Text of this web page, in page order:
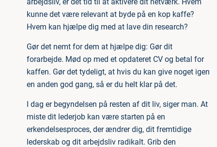
kunne det være relevant at byde på en kop kaffe?
Hvem kan hjælpe dig med at lave din research?
Gør det nemt for dem at hjælpe dig: Gør dit
forarbejde. Mød op med et opdateret CV og betal for
kaffen. Gør det tydeligt, at hvis du kan give noget igen
en anden god gang, så er du helt klar på det.
I dag er begyndelsen på resten af dit liv, siger man. At
miste dit lederjob kan være starten på en
erkendelsesproces, der ændrer dig, dit fremtidige
lederskab og dit arbejdsliv radikalt. Grib den